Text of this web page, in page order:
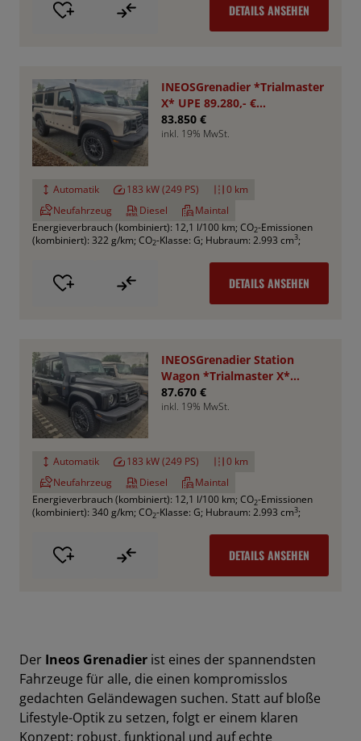
DETAILS ANSEHEN
INEOSGrenadier *Trialmaster
X* UPE 89.280,- €
*Aktionspreis*
83.850 €
inkl. 19% MwSt.
Automatik 183 kW (249 PS)
0 km
Neufahrzeug
Diesel
Maintal
Energieverbrauch (kombiniert): 12,1 l/100 km; CO2-Emissionen
(kombiniert): 322 g/km; CO2-Klasse: G; Hubraum: 2.993 cm3;
DETAILS ANSEHEN
INEOSGrenadier Station
Wagon *Trialmaster X*
VA+HA Sperren
87.670 €
inkl. 19% MwSt.
Automatik 183 kW (249 PS)
0 km
Neufahrzeug
Diesel
Maintal
Energieverbrauch (kombiniert): 12,1 l/100 km; CO2-Emissionen
(kombiniert): 340 g/km; CO2-Klasse: G; Hubraum: 2.993 cm3;
DETAILS ANSEHEN
Der Ineos Grenadier ist eines der spannendsten
Fahrzeuge für alle, die einen kompromisslos
gedachten Geländewagen suchen. Statt auf bloße
Lifestyle-Optik zu setzen, folgt er einem klaren
Konzept: robust, funktional und auf echte